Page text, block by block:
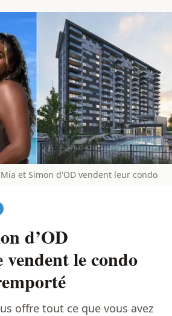
Mia et Simon d'OD vendent leur condo
d’OD
le condo
offre tout ce que vous avez